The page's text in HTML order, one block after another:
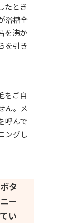
たとき
浴槽全
を沸か
を引き
をご自
ん。メ
呼んで
ングし
タ
ー
い